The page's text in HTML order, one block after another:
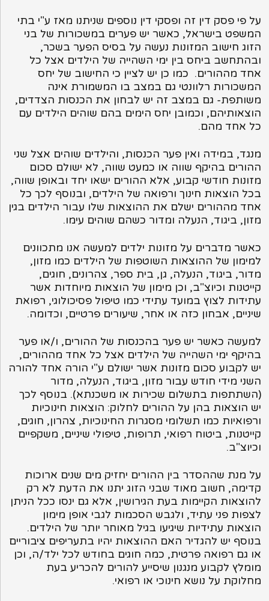
על פי פסק דין זה ופסקי דין נוספים שניתנו מאז ע"י בתי
המשפט בישראל, כאשר יש פערים במשכורות של בני
הזוג חישוב המזונות נעשה על בסיס הפער בשכר,
ובהתחשב ביחס בין ימי השהייה של הילדים אצל כל
אחד מההורים. כמו כן יש לציין כי החישוב של יחס
המשכורות רלוונטי גם במצב בו המשמורת אינה
משותפת- גם במצב זה יש לבחון את הכנסות הצדדים,
הוצאותיהם, וכמובן יחס הימים בהם שוהים הילדים עם
כל אחד מהם.
מנגד, במידה ואין פער הכנסות, והילדים שוהים אצל שני
ההורים בהיקף שווה או כמעט שווה, לא ישולם סכום
מזונות חודשי קבוע, אלא ההורים ישאו יחד ובאופן שווה,
בכל הוצאות חינוך ורפואה של הילדים, ובנוסף לכך כל
אחד מההורים ישלם את ההוצאות שלו עבור הילדים בגין
מזון, ביגוד, הנעלה ומדור כשהם שוהים עימו.
כאשר מדברים על מזונות ילדים למעשה אנו מתכוונים
למימון של ההוצאות השוטפות של הילדים כמו מזון,
מדור, ביגוד, הנעלה, גן, בית ספר, צהרונים, חוגים,
קייטנות וכיוצ"ב, וכן מימון של הוצאות מיוחדות אשר
עתידות לצוץ במועד עתידי כמו טיפול פסיכולוגי, רפואת
שיניים, אבחון כזה או אחר, שיעורים פרטיים, וכדומה.
למעשה כאשר יש פער בהכנסות של ההורים, ו/או פער
בהיקף ימי השהייה של הילדים אצל כל אחד מההורים,
יש לקבוע סכום מזונות אשר ישולם ע"י הורה אחד להורה
השני מידי חודש עבור מזון, ביגוד, הנעלה, מדור
(השתתפות בתשלום שכירות או משכנתא). בנוסף לכך
יש הוצאות בהן על ההורים לחלוק: הוצאות חינוכיות
ורפואיות כמו תשלומי מסגרות החינוכיות, צהרון, חוגים,
קייטנות, ביטוח רפואי, תרופות, טיפולי שיניים, משקפיים
וכיוצ"ב.
על מנת שההסדר בין ההורים יחזיק מים שנים ארוכות
קדימה, חשוב מאוד שבני הזוג יתנו את הדעת לא רק
להוצאות הקיימות בעת הגירושין, אלא גם ינסו ככל הניתן
לצפות פני עתיד, ולגבש הסכמות לגבי אופן מימון
הוצאות עתידיות שיגיעו בגיל מאוחר יותר של הילדים.
בנוסף יש להגדיר האם ההוצאות יהיו בתעריפים ציבוריים
או גם רפואה פרטית, כמה חוגים בחודש לכל ילד/ה, וכן
מומלץ לקבוע מנגנון שיסייע להורים להכריע בעת
מחלוקת על נושא חינוכי או רפואי.